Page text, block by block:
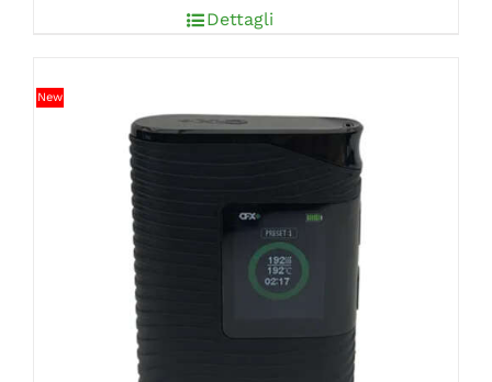
Dettagli
New